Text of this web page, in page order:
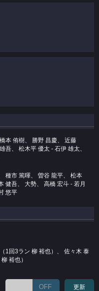
本 侑樹、 勝野 昌慶、 近藤
吾、 松木平 優太 ‐ 石伊 雄太、
種市 篤暉、 曽谷 龍平、 松本
健吾、 大勢、 高橋 宏斗 ‐ 若月
悠平
1回3ラン 柳 裕也）、 佐々木 泰
裕也）
OFF 更新